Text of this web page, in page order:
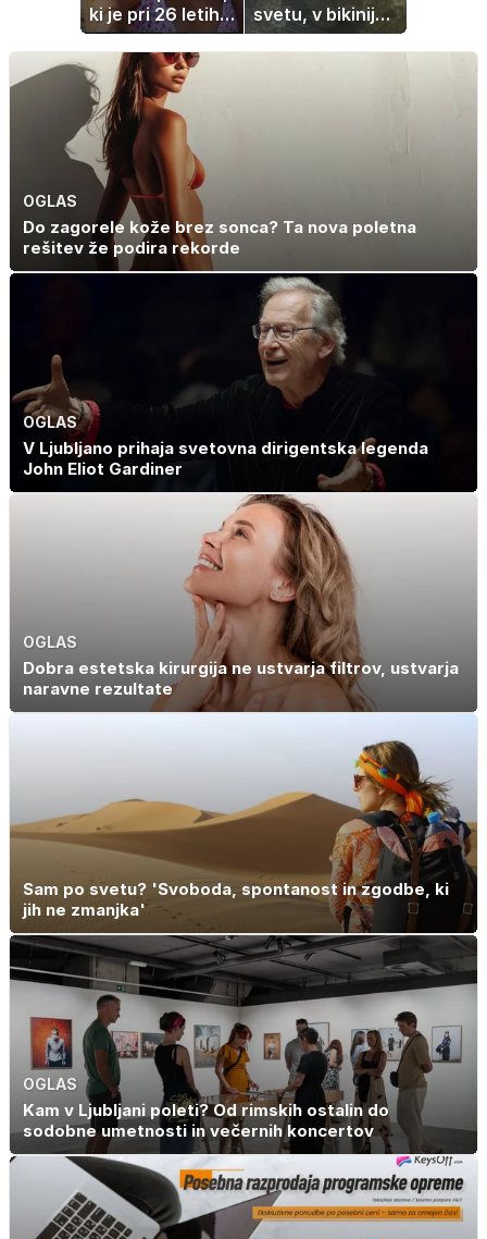
ki je pri 26 letih
izgubila boj z
boleznijo
svetu, v bikiniju
znova navdušila
OGLAS
Do zagorele kože brez sonca? Ta nova poletna
rešitev že podira rekorde
OGLAS
V Ljubljano prihaja svetovna dirigentska legenda
John Eliot Gardiner
OGLAS
Dobra estetska kirurgija ne ustvarja filtrov, ustvarja
naravne rezultate
Sam po svetu? 'Svoboda, spontanost in zgodbe, ki
jih ne zmanjka'
OGLAS
Kam v Ljubljani poleti? Od rimskih ostalin do
sodobne umetnosti in večernih koncertov